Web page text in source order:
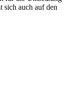
sich auch auf den